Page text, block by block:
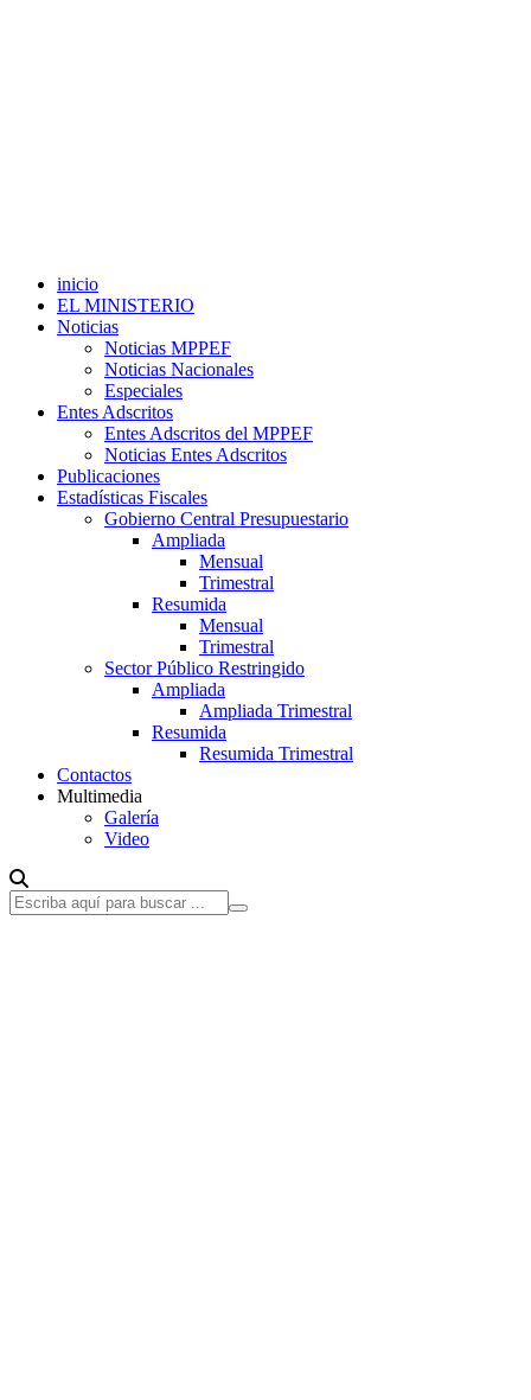
inicio
EL MINISTERIO
Noticias
Noticias MPPEF
Noticias Nacionales
Especiales
Entes Adscritos
Entes Adscritos del MPPEF
Noticias Entes Adscritos
Publicaciones
Estadísticas Fiscales
Gobierno Central Presupuestario
Ampliada
Mensual
Trimestral
Resumida
Mensual
Trimestral
Sector Público Restringido
Ampliada
Ampliada Trimestral
Resumida
Resumida Trimestral
Contactos
Multimedia
Galería
Video